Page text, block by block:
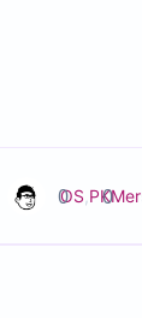
OS PKMer
0 0